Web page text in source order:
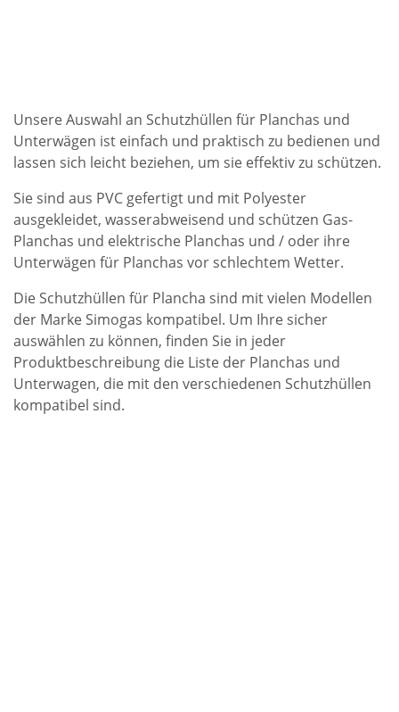
Unsere Auswahl an Schutzhüllen für Planchas und
Unterwägen ist einfach und praktisch zu bedienen und
lassen sich leicht beziehen, um sie effektiv zu schützen.
Sie sind aus PVC gefertigt und mit Polyester
ausgekleidet, wasserabweisend und schützen Gas-
Planchas und elektrische Planchas und / oder ihre
Unterwägen für Planchas vor schlechtem Wetter.
Die Schutzhüllen für Plancha sind mit vielen Modellen
der Marke Simogas kompatibel. Um Ihre sicher
auswählen zu können, finden Sie in jeder
Produktbeschreibung die Liste der Planchas und
Unterwagen, die mit den verschiedenen Schutzhüllen
kompatibel sind.